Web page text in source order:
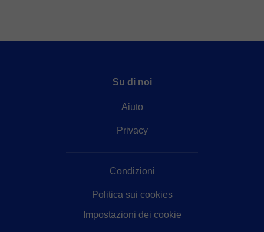
Su di noi
Aiuto
Privacy
Condizioni
Politica sui cookies
Impostazioni dei cookie